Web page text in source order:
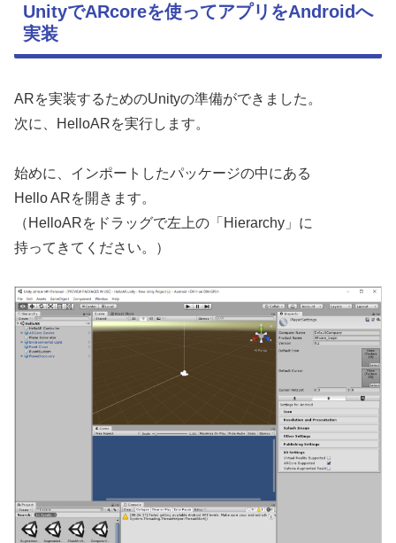
UnityでARcoreを使ってアプリをAndroidへ
実装
ARを実装するためのUnityの準備ができました。
次に、HelloARを実行します。
始めに、インポートしたパッケージの中にある
Hello ARを開きます。
（HelloARをドラッグで左上の「Hierarchy」に
持ってきてください。）